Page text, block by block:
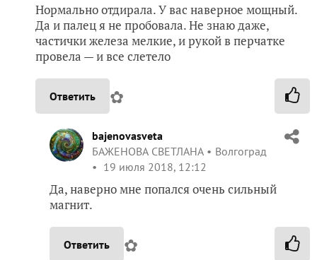
Нормально отдирала. У вас наверное мощный.
Да и палец я не пробовала. Не знаю даже,
частички железа мелкие, и рукой в перчатке
провела — и все слетело
Ответить ✿
bajenovasveta
БАЖЕНОВА СВЕТЛАНА
Волгоград
19 июля 2018, 12:12
Да, наверно мне попался очень сильный
магнит.
Ответить ✿